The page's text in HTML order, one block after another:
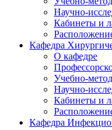
Научно-
Кабинеты и
Кафедра
О кафедре
Учебно-
Научно-
Кабинеты и
Кафедра